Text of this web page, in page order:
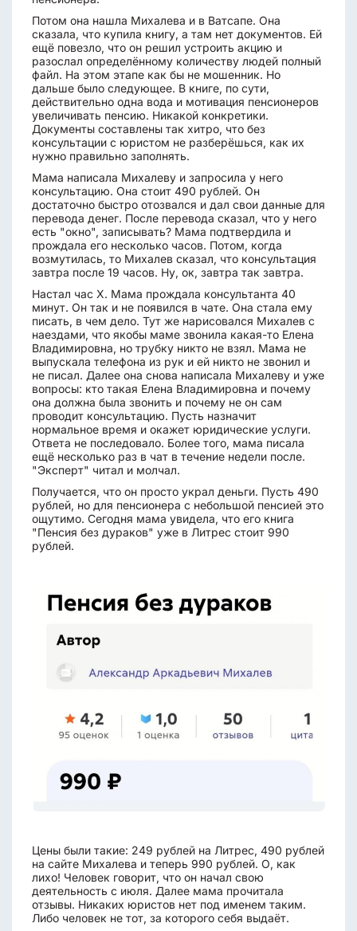
Потом она нашла Михалева и в Ватсапе. Она
сказала, что купила книгу, а там нет документов. Ей
ещё повезло, что он решил устроить акцию и
разослал определённому количеству людей полный
файл. На этом этапе как бы не мошенник. Но
дальше было следующее. В книге, по сути,
действительно одна вода и мотивация пенсионеров
увеличивать пенсию. Никакой конкретики.
Документы составлены так хитро, что без
консультации с юристом не разберёшься, как их
нужно правильно заполнять.
Мама написала Михалеву и запросила у него
консультацию. Она стоит 490 рублей. Он
достаточно быстро отозвался и дал свои данные для
перевода денег. После перевода сказал, что у него
есть "окно", записывать? Мама подтвердила и
прождала его несколько часов. Потом, когда
возмутилась, то Михалев сказал, что консультация
завтра после 19 часов. Ну, ок, завтра так завтра.
Настал час Х. Мама прождала консультанта 40
минут. Он так и не появился в чате. Она стала ему
писать, в чем дело. Тут же нарисовался Михалев с
наездами, что якобы маме звонила какая-то Елена
Владимировна, но трубку никто не взял. Мама не
выпускала телефона из рук и ей никто не звонил и
не писал. Далее она снова написала Михалеву и уже
вопросы: кто такая Елена Владимировна и почему
она должна была звонить и почему не он сам
проводит консультацию. Пусть назначит
нормальное время и окажет юридические услуги.
Ответа не последовало. Более того, мама писала
ещё несколько раз в чат в течение недели после.
"Эксперт" читал и молчал.
Получается, что он просто украл деньги. Пусть 490
рублей, но для пенсионера с небольшой пенсией это
ощутимо. Сегодня мама увидела, что его книга
"Пенсия без дураков" уже в Литрес стоит 990
рублей.
Цены были такие: 249 рублей на Литрес, 490 рублей
на сайте Михалева и теперь 990 рублей. О, как
лихо! Человек говорит, что он начал свою
деятельность с июля. Далее мама прочитала
отзывы. Никаких юристов нет под именем таким.
Либо человек не тот, за которого себя выдаёт.